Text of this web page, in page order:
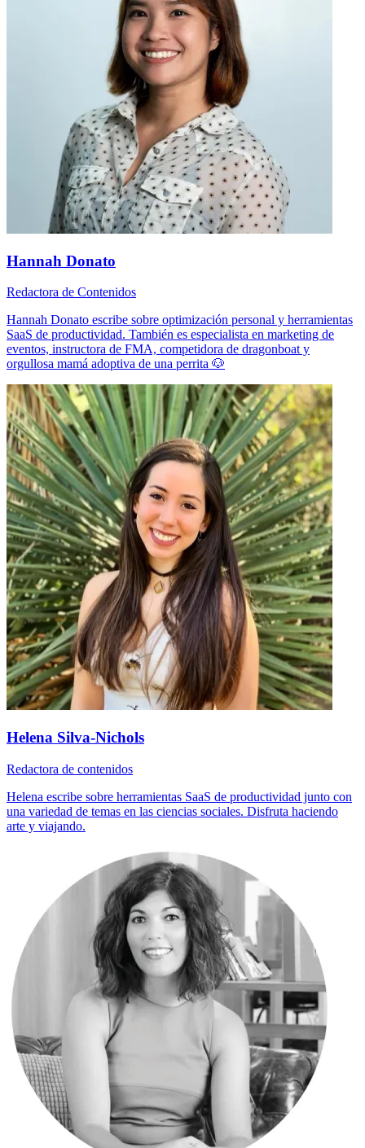
Hannah Donato
Redactora de Contenidos
Hannah Donato escribe sobre optimización personal y herramientas
SaaS de productividad. También es especialista en marketing de
eventos, instructora de FMA, competidora de dragonboat y
orgullosa mamá adoptiva de una perrita 🐶
Helena Silva-Nichols
Redactora de contenidos
Helena escribe sobre herramientas SaaS de productividad junto con
una variedad de temas en las ciencias sociales. Disfruta haciendo
arte y viajando.